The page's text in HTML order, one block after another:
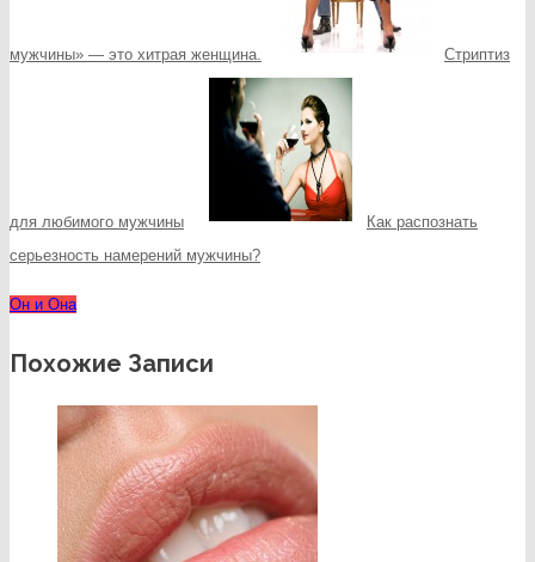
мужчины» — это хитрая женщина. Стриптиз
для любимого мужчины
Как распознать
серьезность намерений мужчины?
Он и Она
Похожие Записи